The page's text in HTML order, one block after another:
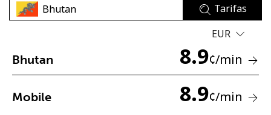
No se ha creado una contraseña
Mínimo 8 caracteres
Tarifas
EUR
Bhutan 8.9¢/min
Mobile 8.9¢/min